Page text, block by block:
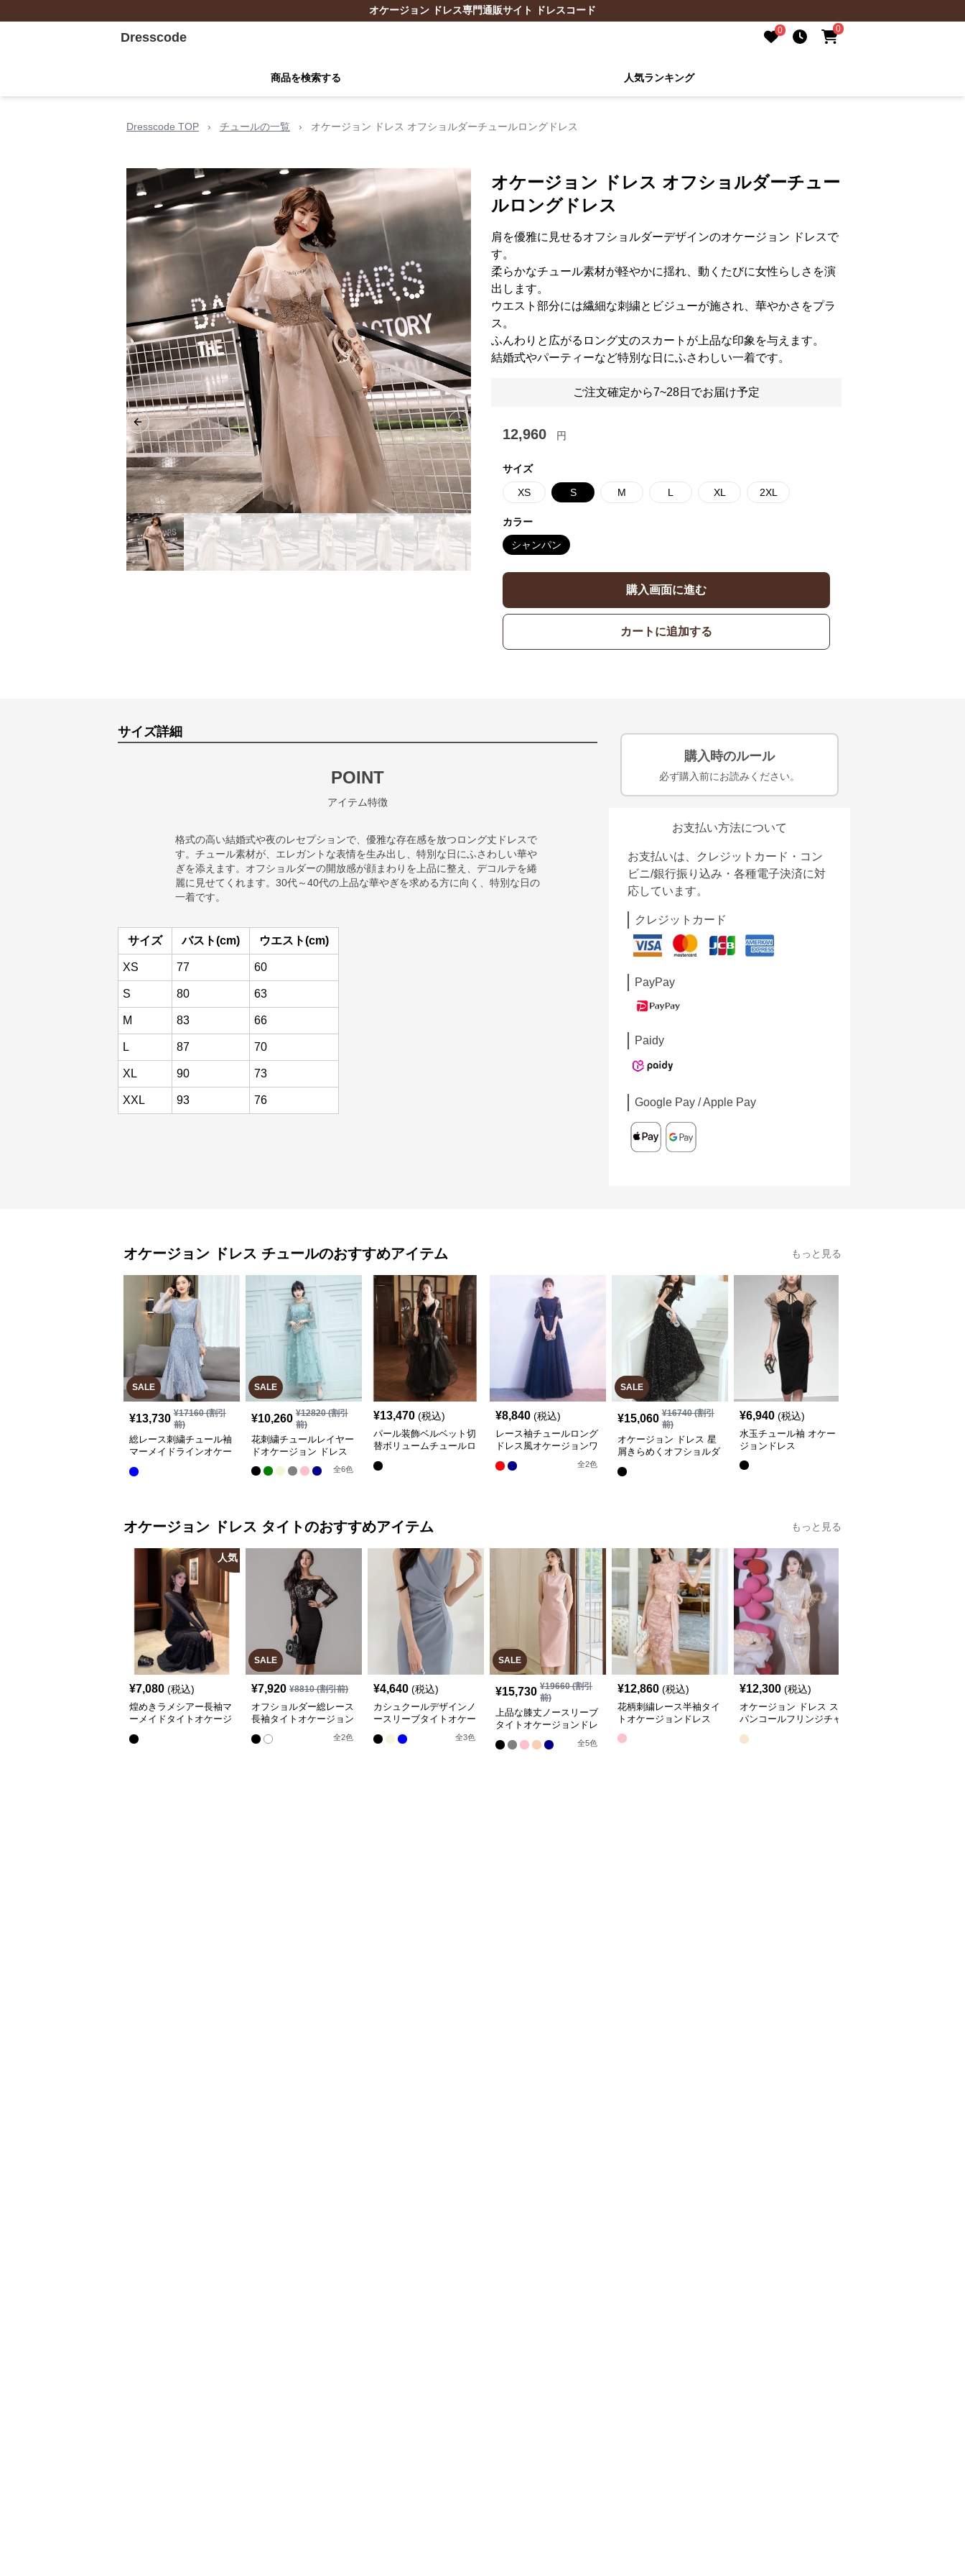
オケージョン ドレス専門通販サイト ドレスコード
Dresscode 0 0
商品を検索する 人気ランキング
Dresscode TOP › チュールの一覧 › オケージョン ドレス オフショルダーチュールロングドレス
Previous slide Next slide
オケージョン ドレス オフショルダーチュー
ルロングドレス
肩を優雅に見せるオフショルダーデザインのオケージョン ドレスで
す。
柔らかなチュール素材が軽やかに揺れ、動くたびに女性らしさを演
出します。
ウエスト部分には繊細な刺繍とビジューが施され、華やかさをプラ
ス。
ふんわりと広がるロング丈のスカートが上品な印象を与えます。
結婚式やパーティーなど特別な日にふさわしい一着です。
ご注文確定から7~28日でお届け予定
12,960 円
サイズ
XS S M L XL 2XL
カラー
シャンパン
購入画面に進む
カートに追加する
サイズ詳細
POINT
アイテム特徴
格式の高い結婚式や夜のレセプションで、優雅な存在感を放つロング丈ドレスで
す。チュール素材が、エレガントな表情を生み出し、特別な日にふさわしい華や
ぎを添えます。オフショルダーの開放感が顔まわりを上品に整え、デコルテを綣
麗に見せてくれます。30代～40代の上品な華やぎを求める方に向く、特別な日の
一着です。
サイズ バスト(cm) ウエスト(cm)
XS 77 60
S 80 63
M 83 66
L 87 70
XL 90 73
XXL 93 76
購入時のルール
必ず購入前にお読みください。
お支払い方法について
お支払いは、クレジットカード・コン
ビニ/銀行振り込み・各種電子決済に対
応しています。
クレジットカード
PayPay
Paidy
Google Pay / Apple Pay
オケージョン ドレス チュールのおすすめアイテム もっと見る
SALE
¥13,730 ¥17160(割引
前)
総レース刺繍チュール袖
マーメイドラインオケー
SALE
¥10,260 ¥12820(割引
前)
花刺繍チュールレイヤー
ドオケージョン ドレス
全6色
¥13,470 (税込)
パール装飾ベルベット切
替ボリュームチュールロ
¥8,840 (税込)
レース袖チュールロング
ドレス風オケージョンワ
全2色
SALE
¥15,060 ¥16740(割引
前)
オケージョン ドレス 星
屑きらめくオフショルダ
¥6,940 (税込)
水玉チュール袖 オケー
ジョンドレス
オケージョン ドレス タイトのおすすめアイテム もっと見る
人気
¥7,080 (税込)
煌めきラメシアー長袖マ
ーメイドタイトオケージ
SALE
¥7,920 ¥8810(割引前)
オフショルダー総レース
長袖タイトオケージョン
全2色
¥4,640 (税込)
カシュクールデザインノ
ースリーブタイトオケー
全3色
SALE
¥15,730 ¥19660(割引
前)
上品な膝丈ノースリーブ
タイトオケージョンドレ
全5色
¥12,860 (税込)
花柄刺繍レース半袖タイ
トオケージョンドレス
¥12,300 (税込)
オケージョン ドレス ス
パンコールフリンジチャ